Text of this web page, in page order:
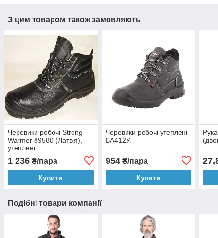
З цим товаром також замовляють
Черевики робочі Strong
Warmer 89580 (Латвія),
утеплені.
1 236 ₴/пара
Купити
Черевики робочі утеплені
ВА412У
954₴/пара
Купити
Подібні товари компанії